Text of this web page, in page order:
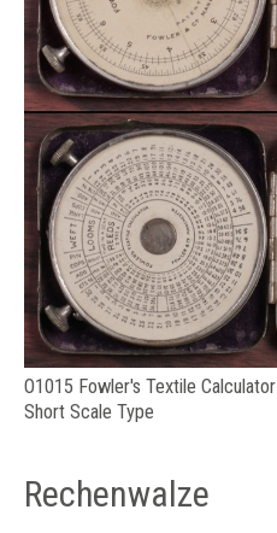
O1015 Fowler's Textile Calculator
Short Scale Type
Rechenwalze